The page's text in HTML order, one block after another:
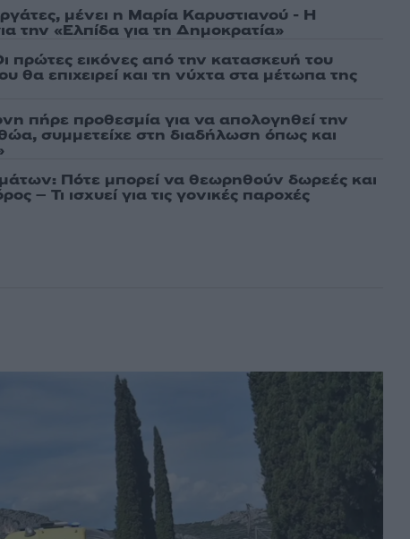
μένει η Μαρία Καρυστιανού - Η
την «Ελπίδα για τη Δημοκρατία»
πρώτες εικόνες από την κατασκευή του
θα επιχειρεί και τη νύχτα στα μέτωπα της
πήρε προθεσμία για να απολογηθεί την
συμμετείχε στη διαδήλωση όπως και
Πότε μπορεί να θεωρηθούν δωρεές και
– Τι ισχυεί για τις γονικές παροχές